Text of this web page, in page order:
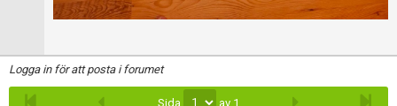
Logga in för att posta i forumet
Sida av 1